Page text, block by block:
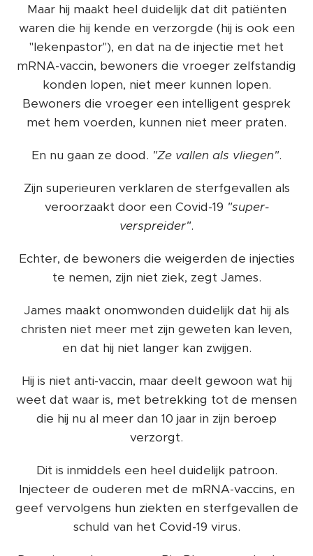
Maar hij maakt heel duidelijk dat dit patiënten
waren die hij kende en verzorgde (hij is ook een
"lekenpastor"), en dat na de injectie met het
mRNA-vaccin, bewoners die vroeger zelfstandig
konden lopen, niet meer kunnen lopen.
Bewoners die vroeger een intelligent gesprek
met hem voerden, kunnen niet meer praten.
En nu gaan ze dood. "Ze vallen als vliegen".
Zijn superieuren verklaren de sterfgevallen als
veroorzaakt door een Covid-19 "super-
verspreider".
Echter, de bewoners die weigerden de injecties
te nemen, zijn niet ziek, zegt James.
James maakt onomwonden duidelijk dat hij als
christen niet meer met zijn geweten kan leven,
en dat hij niet langer kan zwijgen.
Hij is niet anti-vaccin, maar deelt gewoon wat hij
weet dat waar is, met betrekking tot de mensen
die hij nu al meer dan 10 jaar in zijn beroep
verzorgt.
Dit is inmiddels een heel duidelijk patroon.
Injecteer de ouderen met de mRNA-vaccins, en
geef vervolgens hun ziekten en sterfgevallen de
schuld van het Covid-19 virus.